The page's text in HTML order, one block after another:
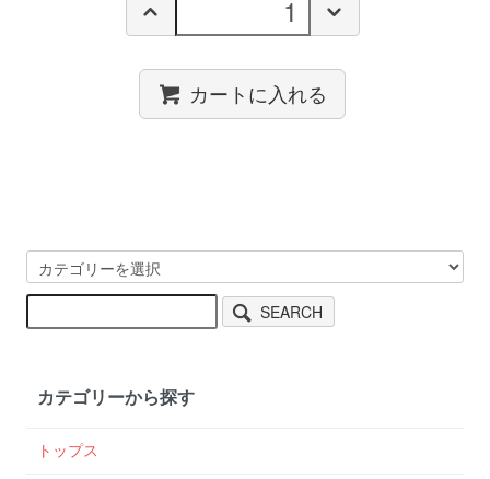
カートに入れる
SEARCH
カテゴリーから探す
トップス